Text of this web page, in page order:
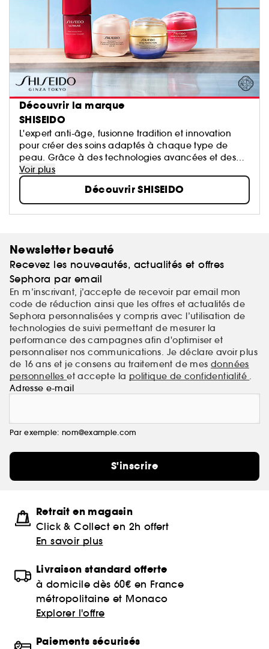
Découvrir la marque
SHISEIDO
L'expert anti-âge, fusionne tradition et innovation
pour créer des soins adaptés à chaque type de
peau. Grâce à des technologies avancées et des
ingrédients de haute qualité, la marque propose
des formulations qui allient science et sensorialité.
Shiseido transforme chaque application en un
véritable moment de bien-être.
Voir plus
Découvrir SHISEIDO
Newsletter beauté
Recevez les nouveautés, actualités et offres
Sephora par email
En m’inscrivant, j’accepte de recevoir par email mon
code de réduction ainsi que les offres et actualités de
Sephora personnalisées y compris avec l’utilisation de
technologies de suivi permettant de mesurer la
performance des campagnes afin d'optimiser et
personnaliser nos communications. Je déclare avoir plus
de 16 ans et je consens au traitement de mes données
personnelleset accepte la politique de confidentialité .
Adresse e-mail
Par exemple: nom@example.com
S'inscrire
Retrait en magasin
Click & Collect en 2h offert
En savoir plus
Livraison standard offerte
à domicile dès 60€ en France
métropolitaine et Monaco
Explorer l'offre
Paiements sécurisés